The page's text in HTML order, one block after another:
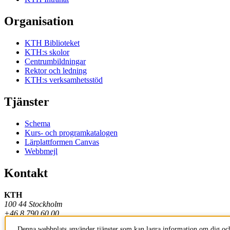
Organisation
KTH Biblioteket
KTH:s skolor
Centrumbildningar
Rektor och ledning
KTH:s verksamhetsstöd
Tjänster
Schema
Kurs- och programkatalogen
Lärplattformen Canvas
Webbmejl
Kontakt
KTH
100 44 Stockholm
+46 8 790 60 00